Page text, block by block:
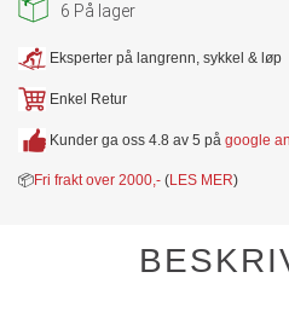
6 På lager
Eksperter på langrenn, sykkel & løp
Enkel Retur
Kunder ga oss 4.8 av 5 på google
📦Fri frakt over 2000,- (LES MER)